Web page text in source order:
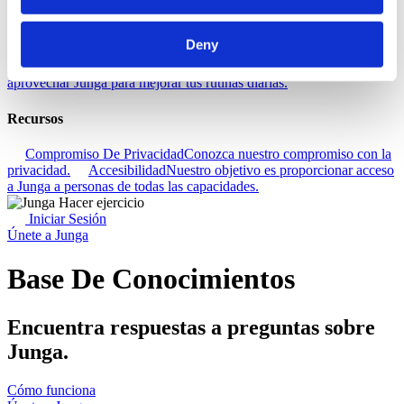
Deny
Descubra
Descubre cómo sacar el máximo partido
a tu experiencia Junga.
ConectarHablemos sobre cómo puedes
aprovechar Junga para mejorar tus rutinas diarias.
Recursos
Compromiso De PrivacidadConozca nuestro compromiso con la
privacidad.
AccesibilidadNuestro objetivo es proporcionar acceso
a Junga a personas de todas las capacidades.
Iniciar Sesión
Únete a Junga
Base De Conocimientos
Encuentra respuestas a preguntas sobre
Junga.
Cómo funciona